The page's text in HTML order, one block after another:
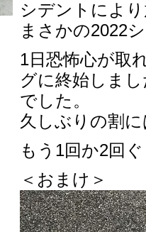
シデントによ
まさかの2022
1日恐怖心が取
グに終始しま
でした。
久しぶりの割
もう1回か2回
＜おまけ＞